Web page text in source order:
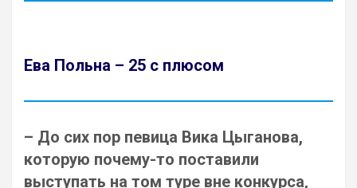
Ева Польна – 25 с плюсом
– До сих пор певица Вика Цыганова,
которую почему-то поставили
выступать на том туре вне конкурса,